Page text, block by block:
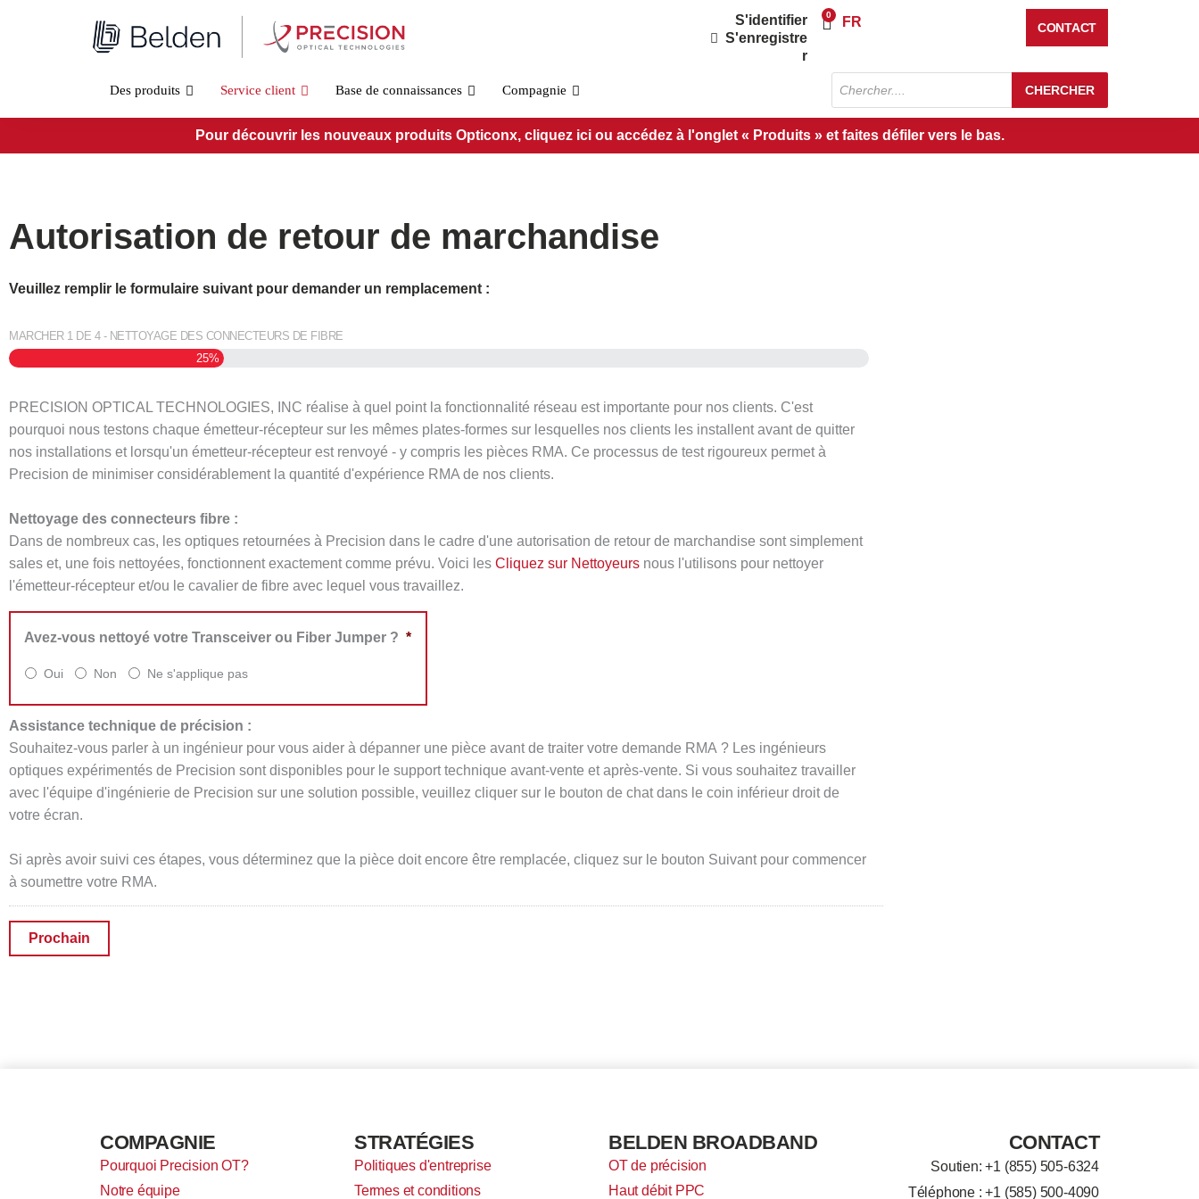
S'identifier
S'enregistre
r
0
Panier
FR CONTACT
Des produits Service client Base de connaissances Compagnie
Recherche
de
produits
CHERCHER
Pour découvrir les nouveaux produits Opticonx, cliquez ici ou accédez à l'onglet « Produits » et faites défiler vers le bas.
Autorisation de retour de marchandise
Veuillez remplir le formulaire suivant pour demander un remplacement :
MARCHER 1 DE 4- NETTOYAGE DES CONNECTEURS DE FIBRE
25%
PRECISION OPTICAL TECHNOLOGIES, INC réalise à quel point la fonctionnalité réseau est importante pour nos clients. C'est
pourquoi nous testons chaque émetteur-récepteur sur les mêmes plates-formes sur lesquelles nos clients les installent avant de quitter
nos installations et lorsqu'un émetteur-récepteur est renvoyé - y compris les pièces RMA. Ce processus de test rigoureux permet à
Precision de minimiser considérablement la quantité d'expérience RMA de nos clients.
Nettoyage des connecteurs fibre :
Dans de nombreux cas, les optiques retournées à Precision dans le cadre d'une autorisation de retour de marchandise sont simplement
sales et, une fois nettoyées, fonctionnent exactement comme prévu. Voici les Cliquez sur Nettoyeurs nous l'utilisons pour nettoyer
l'émetteur-récepteur et/ou le cavalier de fibre avec lequel vous travaillez.
Avez-vous nettoyé votre Transceiver ou Fiber Jumper ? *
Oui Non Ne s'applique pas
Assistance technique de précision :
Souhaitez-vous parler à un ingénieur pour vous aider à dépanner une pièce avant de traiter votre demande RMA ? Les ingénieurs
optiques expérimentés de Precision sont disponibles pour le support technique avant-vente et après-vente. Si vous souhaitez travailler
avec l'équipe d'ingénierie de Precision sur une solution possible, veuillez cliquer sur le bouton de chat dans le coin inférieur droit de
votre écran.
Si après avoir suivi ces étapes, vous déterminez que la pièce doit encore être remplacée, cliquez sur le bouton Suivant pour commencer
à soumettre votre RMA.
COMPAGNIE
Pourquoi Precision OT?
Notre équipe
STRATÉGIES
Politiques d'entreprise
Termes et conditions
BELDEN BROADBAND
OT de précision
Haut débit PPC
CONTACT
Soutien: +1 (855) 505-6324
Téléphone : +1 (585) 500-4090